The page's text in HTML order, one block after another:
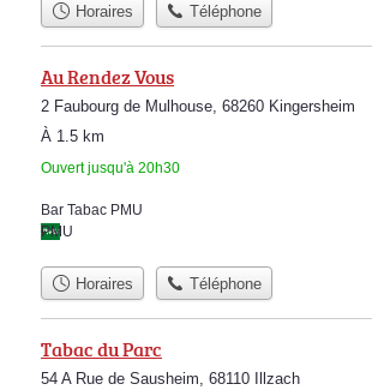
Horaires Téléphone
Au Rendez Vous
2 Faubourg de Mulhouse, 68260 Kingersheim
À 1.5 km
Ouvert jusqu'à 20h30
Bar Tabac PMU
PMU
Horaires Téléphone
Tabac du Parc
54 A Rue de Sausheim, 68110 Illzach